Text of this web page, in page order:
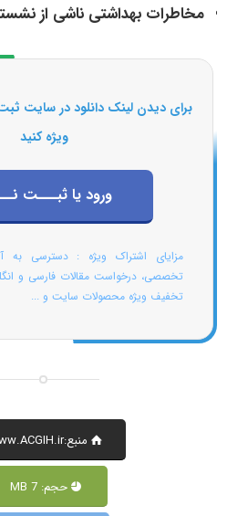
مخاطرات بهداشتی ناشی از
برای دیدن لینک دانلود در سایت
ویژه کنید
ورود یا ثبـــت
مزایای اشتراک ویژه : دسترسی به
تخصصی، درخواست مقالات فارسی و
تخفیف ویژه محصولات سایت و ...
منبع:www.ACGIH.ir
حجم: 7 MB